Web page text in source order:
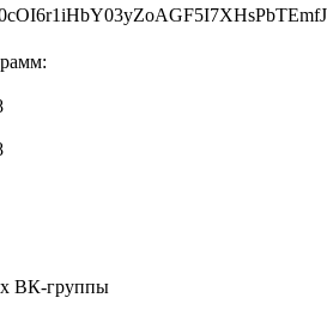
ВК-группы